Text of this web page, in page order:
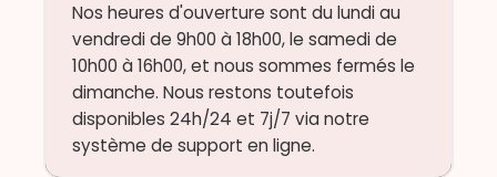
Nos heures d'ouverture sont du lundi au
vendredi de 9h00 à 18h00, le samedi de
10h00 à 16h00, et nous sommes fermés le
dimanche. Nous restons toutefois
disponibles 24h/24 et 7j/7 via notre
système de support en ligne.